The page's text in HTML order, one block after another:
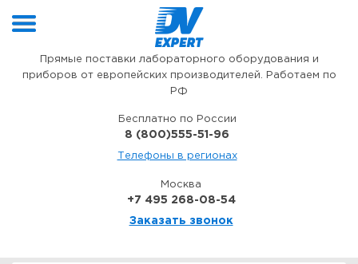
Прямые поставки лабораторного оборудования и
приборов от европейских производителей. Работаем по
РФ
Бесплатно по России
8 (800)555-51-96
Телефоны в регионах
Москва
+7 495 268-08-54
Заказать звонок